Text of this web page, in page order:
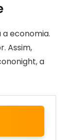
economia.
Assim,
a